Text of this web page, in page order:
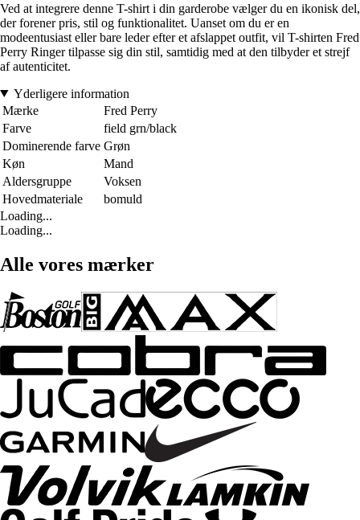
Ved at integrere denne T-shirt i din garderobe vælger du en ikonisk del,
der forener pris, stil og funktionalitet. Uanset om du er en
modeentusiast eller bare leder efter et afslappet outfit, vil T-shirten Fred
Perry Ringer tilpasse sig din stil, samtidig med at den tilbyder et strejf
af autenticitet.
Yderligere information
Mærke
Fred Perry
Farve
field grn/black
Dominerende farve Grøn
Køn
Mand
Aldersgruppe
Voksen
Hovedmateriale
bomuld
Loading...
Loading...
Alle vores mærker